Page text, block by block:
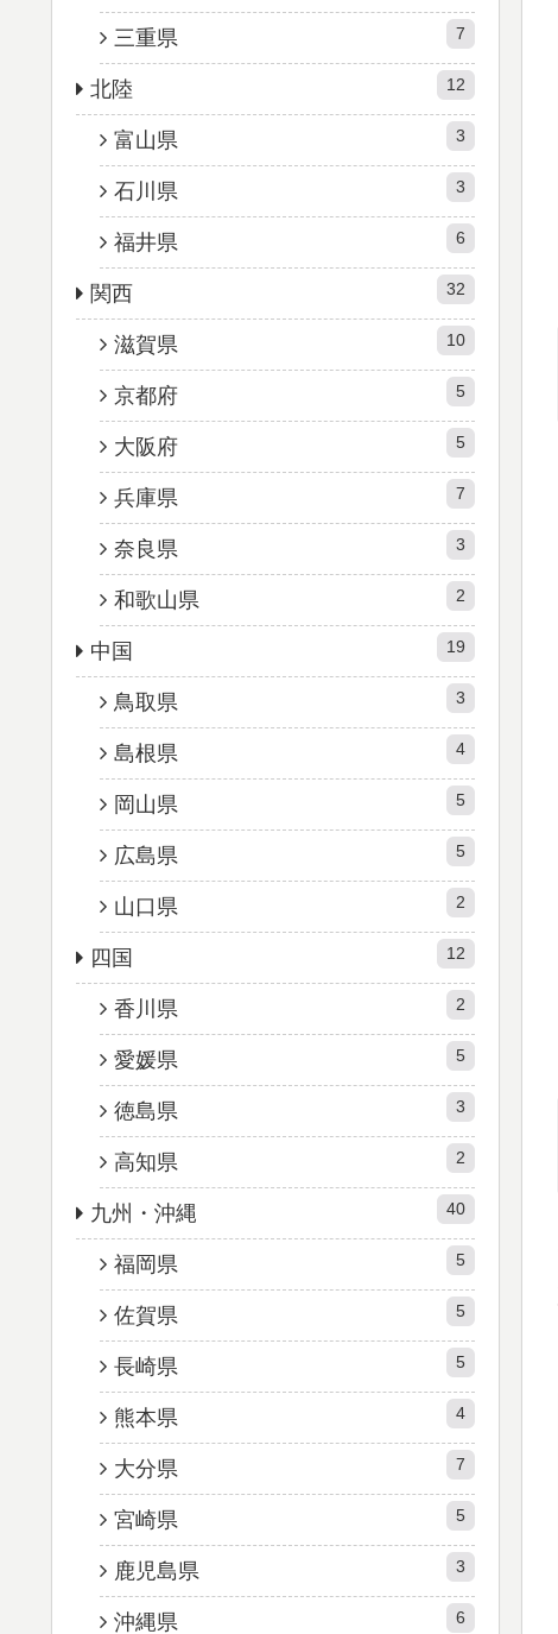
三重県 7
北陸 12
富山県 3
石川県 3
福井県 6
関西 32
滋賀県 10
京都府 5
大阪府 5
兵庫県 7
奈良県 3
和歌山県 2
中国 19
鳥取県 3
島根県 4
岡山県 5
広島県 5
山口県 2
四国 12
香川県 2
愛媛県 5
徳島県 3
高知県 2
九州・沖縄 40
福岡県 5
佐賀県 5
長崎県 5
熊本県 4
大分県 7
宮崎県 5
鹿児島県 3
沖縄県 6